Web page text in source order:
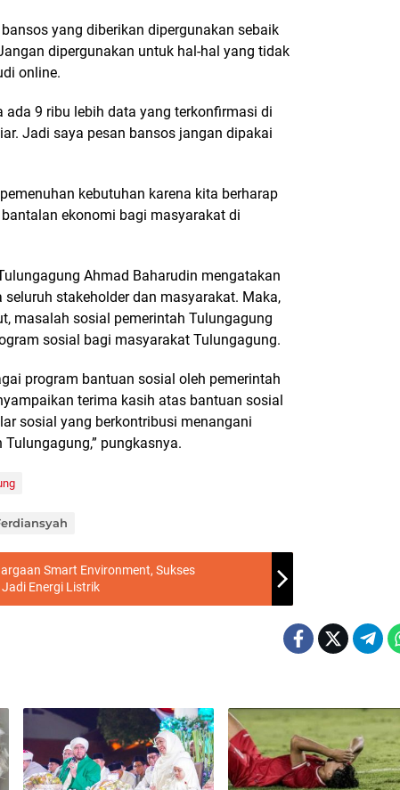
yang diberikan dipergunakan sebaik
dipergunakan untuk hal-hal yang tidak
online.
ada 9 ribu lebih data yang terkonfirmasi di
Jadi saya pesan bansos jangan dipakai
kebutuhan karena kita berharap
ekonomi bagi masyarakat di
Ahmad Baharudin mengatakan
seluruh stakeholder dan masyarakat. Maka,
masalah sosial pemerintah Tulungagung
sosial bagi masyarakat Tulungagung.
program bantuan sosial oleh pemerintah
terima kasih atas bantuan sosial
sosial yang berkontribusi menangani
pungkasnya.
Smart Environment, Sukses
Energi Listrik